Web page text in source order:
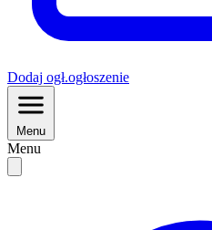
Dodaj ogł.ogłoszenie
Menu
Menu